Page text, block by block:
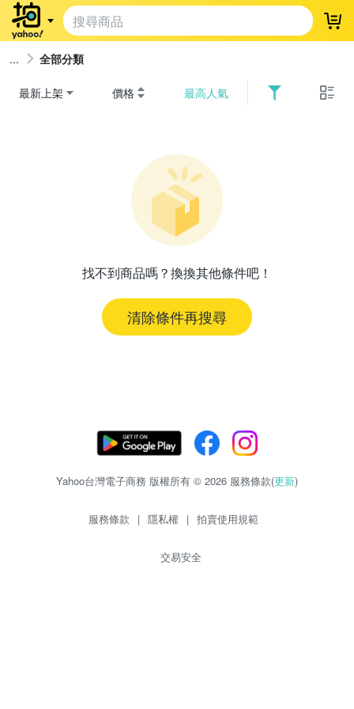
登
全部分類
最新上架 價格 最高人氣
找不到商品嗎？換換其他條件吧！
清除條件再搜尋
Yahoo台灣電子商務 版權所有 © 2026 服務條款(更新)
服務條款 | 隱私權 | 拍賣使用規範
交易安全